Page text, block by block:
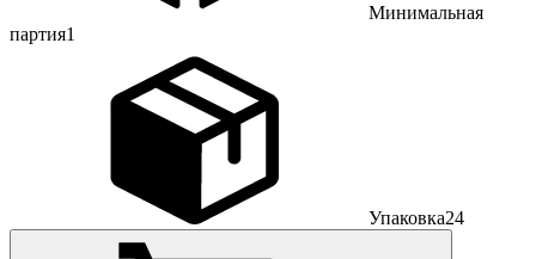
Минимальная
партия1
Упаковка24